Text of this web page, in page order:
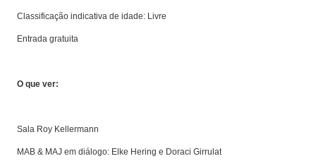
Classificação indicativa de idade: Livre
Entrada gratuita
O que ver:
Sala Roy Kellermann
MAB & MAJ em diálogo: Elke Hering e Doraci Girrulat